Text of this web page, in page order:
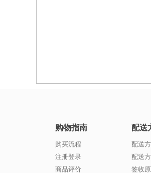
购物指南
购买流程
注册登录
商品评价
配送
配送
配送
签收